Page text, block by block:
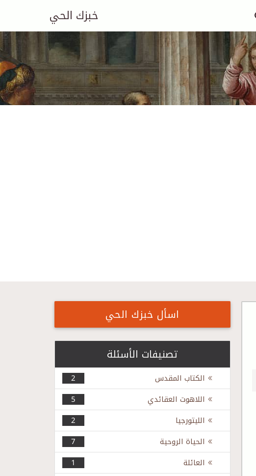
خبزك الحي
اسأل خبزك الحي
تصنيفات الأسئلة
الكتاب المقدس
2
اللاهوت العقائدي
5
الليتورجيا
2
الحياة الروحية
7
العائلة
1